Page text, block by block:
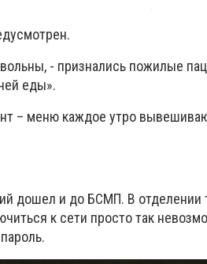
- признались пожилые
еды».
– меню каждое утро
дошел и до БСМП. В отделении
к сети просто так